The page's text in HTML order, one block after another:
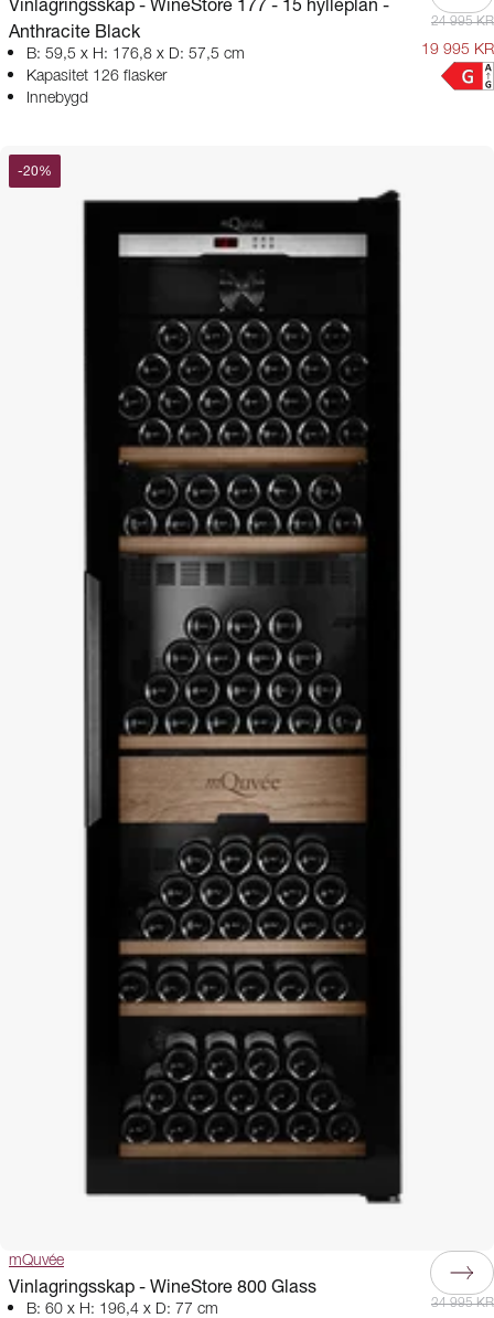
Vinlagringsskap - WineStore 177 - 15 hylleplan -
Anthracite Black
B: 59,5 x H: 176,8 x D: 57,5 cm
Kapasitet 126 flasker
Innebygd
24 995 KR
19 995 KR
-20%
mQuvée
Vinlagringsskap - WineStore 800 Glass
B: 60 x H: 196,4 x D: 77 cm
34 995 KR